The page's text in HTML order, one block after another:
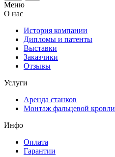
Меню
О нас
История компании
Дипломы и патенты
Выставки
Заказчики
Отзывы
Услуги
Аренда станков
Монтаж фальцевой кровли
Инфо
Оплата
Гарантии